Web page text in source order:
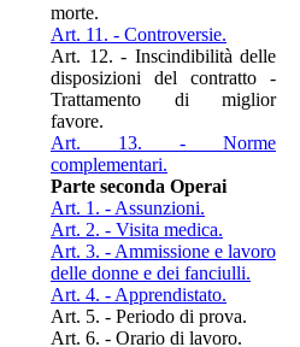
morte.
Art. 11. - Controversie.
Art. 12. - Inscindibilità delle
disposizioni del contratto -
Trattamento di miglior
favore.
Art. 13. - Norme
complementari.
Parte seconda Operai
Art. 1. - Assunzioni.
Art. 2. - Visita medica.
Art. 3. - Ammissione e lavoro
delle donne e dei fanciulli.
Art. 4. - Apprendistato.
Art. 5. - Periodo di prova.
Art. 6. - Orario di lavoro.